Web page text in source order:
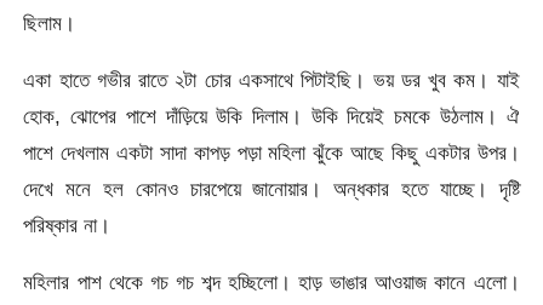
ছিলাম।
একা হাতে গভীর রাতে ২টা চোর একসাথে পিটাইছি। ভয় ডর খুব কম। যাই
হোক, ঝোপের পাশে দাঁড়িয়ে উকি দিলাম। উকি দিয়েই চমকে উঠলাম। ঐ
পাশে দেখলাম একটা সাদা কাপড় পড়া মহিলা ঝুঁকে আছে কিছু একটার উপর।
দেখে মনে হল কোনও চারপেয়ে জানোয়ার। অন্ধকার হতে যাচ্ছে। দৃষ্টি
পরিষ্কার না।
মহিলার পাশ থেকে গচ গচ শব্দ হচ্ছিলো। হাড় ভাঙার আওয়াজ কানে এলো।